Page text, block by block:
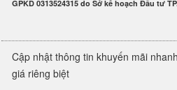
GPKD 0313524315 do Sở kế hoạch Đầu tư
Cập nhật thông tin khuyến mãi
giá riêng biệt